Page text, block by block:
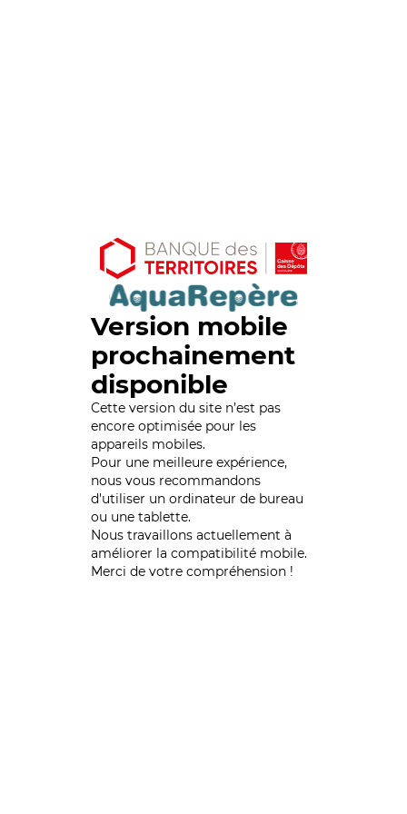
Version mobile
prochainement
disponible
Cette version du site n’est pas
encore optimisée pour les
appareils mobiles.
Pour une meilleure expérience,
nous vous recommandons
d'utiliser un ordinateur de bureau
ou une tablette.
Nous travaillons actuellement à
améliorer la compatibilité mobile.
Merci de votre compréhension !